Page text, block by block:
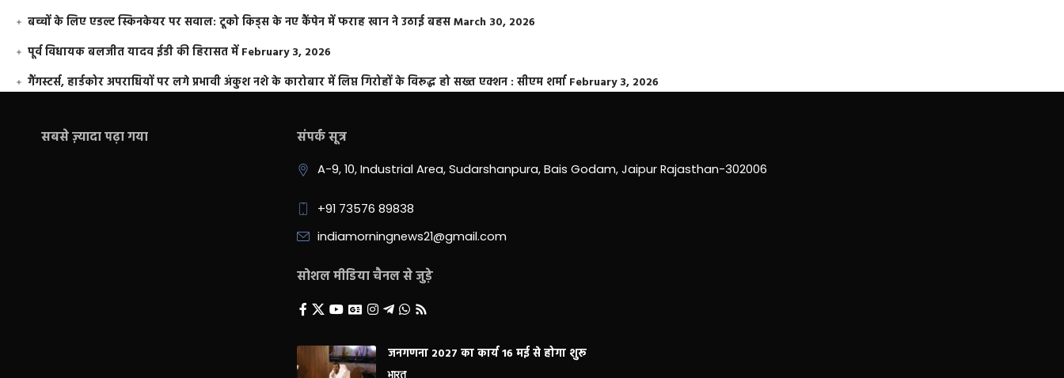
बच्चों के लिए एडल्ट स्किनकेयर पर सवाल: टूको किड्स के नए कैंपेन में फराह खान ने उठाई बहसMarch 30, 2026
पूर्व विधायक बलजीत यादव ईडी की हिरासत में February 3, 2026
गैंगस्टर्स, हार्डकोर अपराधियों पर लगे प्रभावी अंकुश नशे के कारोबार में लिप्त गिरोहों के विरूद्ध हो सख्त एक्शन : सीएम शर्मा February 3, 2026
सबसे ज़्यादा पढ़ा गया संपर्क सूत्र
A-9, 10, Industrial Area, Sudarshanpura, Bais Godam, Jaipur Rajasthan-302006
+91 73576 89838
indiamorningnews21@gmail.com
सोशल मीडिया चैनल से जुड़े
जनगणना 2027 का कार्य 16 मई से होगा शुरू